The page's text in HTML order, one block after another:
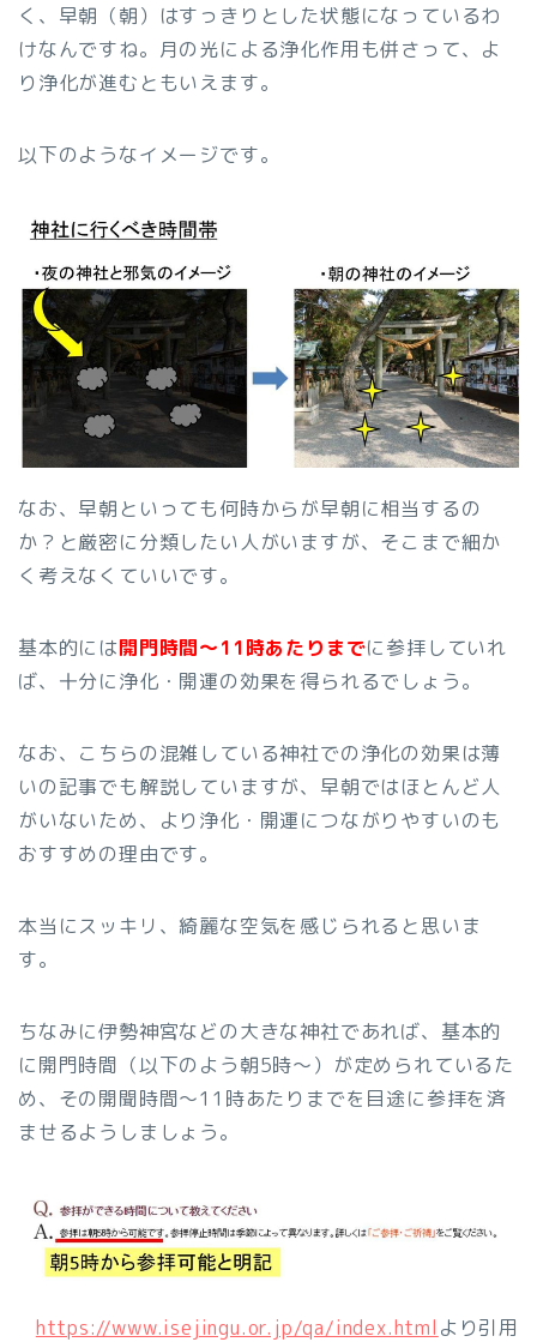
く、早朝（朝）はすっきりとした状態になっているわ
けなんですね。月の光による浄化作用も併さって、よ
り浄化が進むともいえます。
以下のようなイメージです。
なお、早朝といっても何時からが早朝に相当するの
か？と厳密に分類したい人がいますが、そこまで細か
く考えなくていいです。
基本的には開門時間～11時あたりまでに参拝していれ
ば、十分に浄化・開運の効果を得られるでしょう。
なお、こちらの混雑している神社での浄化の効果は薄
いの記事でも解説していますが、早朝ではほとんど人
がいないため、より浄化・開運につながりやすいのも
おすすめの理由です。
本当にスッキリ、綺麗な空気を感じられると思いま
す。
ちなみに伊勢神宮などの大きな神社であれば、基本的
に開門時間（以下のよう朝5時～）が定められているた
め、その開聞時間～11時あたりまでを目途に参拝を済
ませるようしましょう。
https://www.isejingu.or.jp/qa/index.html より引用